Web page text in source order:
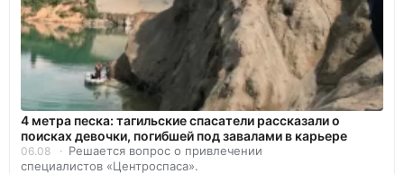
4 метра песка: тагильские спасатели рассказали о
поисках девочки, погибшей под завалами в карьере
06.08
Решается вопрос о привлечении
специалистов «Центроспаса».